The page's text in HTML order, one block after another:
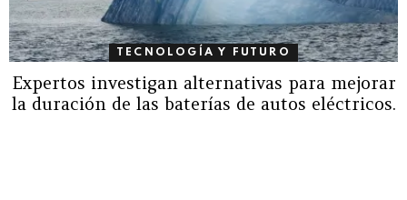
TECNOLOGÍA Y FUTURO
Expertos investigan alternativas para mejorar
la duración de las baterías de autos eléctricos.